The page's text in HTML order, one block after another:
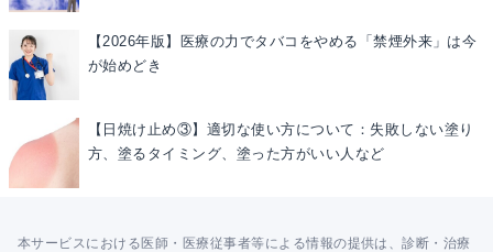
【2026年版】医療の力でタバコをやめる「禁煙外来」は今
が始めどき
【日焼け止め③】適切な使い方について：失敗しない塗り
方、塗るタイミング、塗った方がいい人など
本サービスにおける医師・医療従事者等による情報の提供は、診断・治療